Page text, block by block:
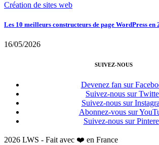
Création de sites web
Les 10 meilleurs constructeurs de page WordPress en
16/05/2026
SUIVEZ-NOUS
Devenez fan sur
Suivez-nous sur
Suivez-nous sur
Abonnez-vous sur
Suivez-nous sur
2026 LWS - Fait avec ❤️ en France